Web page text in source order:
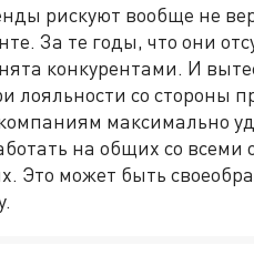
рискуют вообще не
За те годы, что они
конкурентами. И
лояльности со стороны
максимально
на общих со
Это может быть